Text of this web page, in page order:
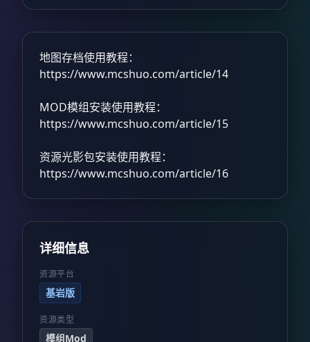
地图存档使用教程：
https://www.mcshuo.com/article/14
MOD模组安装使用教程：
https://www.mcshuo.com/article/15
资源光影包安装使用教程：
https://www.mcshuo.com/article/16
详细信息
资源平台
基岩版
资源类型
模组Mod